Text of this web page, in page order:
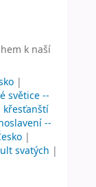
k naší
|
světice --
křesťanští
--
|
svatých |